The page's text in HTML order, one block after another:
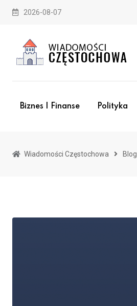
Skip
2026-08-07
Biznes I Finanse Polityka
Wiadomości Częstochowa Blog